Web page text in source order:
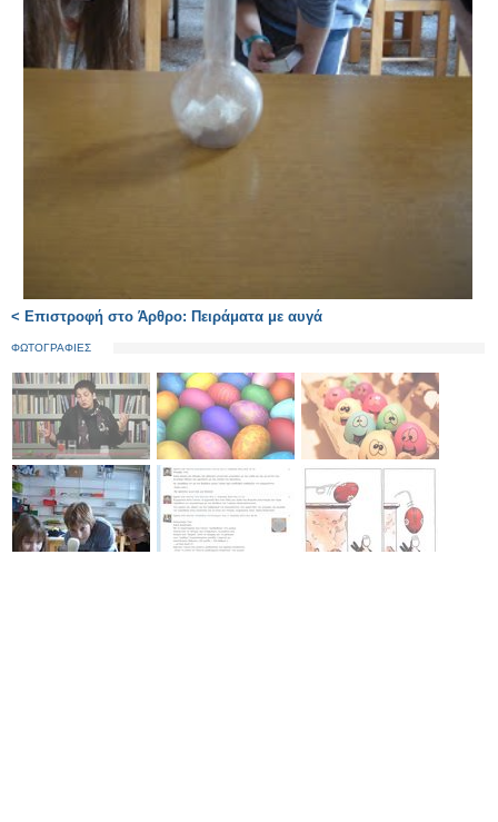
< Επιστροφή στο Άρθρο: Πειράματα με αυγά
ΦΩΤΟΓΡΑΦΙΕΣ